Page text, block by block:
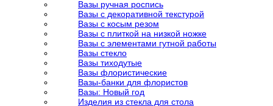
Вазы ручная роспись
Вазы с декоративной текстурой
Вазы с косым резом
Вазы с плиткой на низкой ножке
Вазы с элементами гутной работы
Вазы стекло
Вазы тиходутые
Вазы флористические
Вазы-банки для флористов
Вазы: Новый год
Изделия из стекла для стола